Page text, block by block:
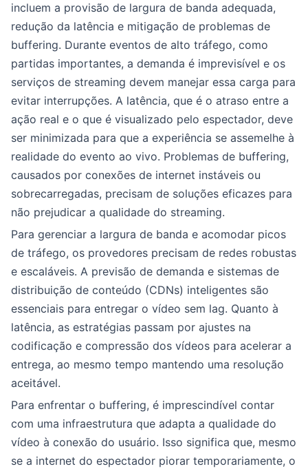
incluem a provisão de largura de banda adequada,
redução da latência e mitigação de problemas de
buffering. Durante eventos de alto tráfego, como
partidas importantes, a demanda é imprevisível e os
serviços de streaming devem manejar essa carga para
evitar interrupções. A latência, que é o atraso entre a
ação real e o que é visualizado pelo espectador, deve
ser minimizada para que a experiência se assemelhe à
realidade do evento ao vivo. Problemas de buffering,
causados por conexões de internet instáveis ou
sobrecarregadas, precisam de soluções eficazes para
não prejudicar a qualidade do streaming.
Para gerenciar a largura de banda e acomodar picos
de tráfego, os provedores precisam de redes robustas
e escaláveis. A previsão de demanda e sistemas de
distribuição de conteúdo (CDNs) inteligentes são
essenciais para entregar o vídeo sem lag. Quanto à
latência, as estratégias passam por ajustes na
codificação e compressão dos vídeos para acelerar a
entrega, ao mesmo tempo mantendo uma resolução
aceitável.
Para enfrentar o buffering, é imprescindível contar
com uma infraestrutura que adapta a qualidade do
vídeo à conexão do usuário. Isso significa que, mesmo
se a internet do espectador piorar temporariamente, o